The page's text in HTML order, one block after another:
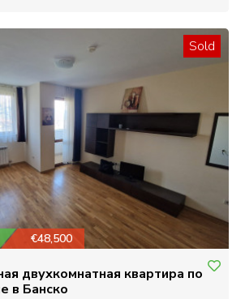
Sold
€48,500
двухкомнатная квартира по
в Банско